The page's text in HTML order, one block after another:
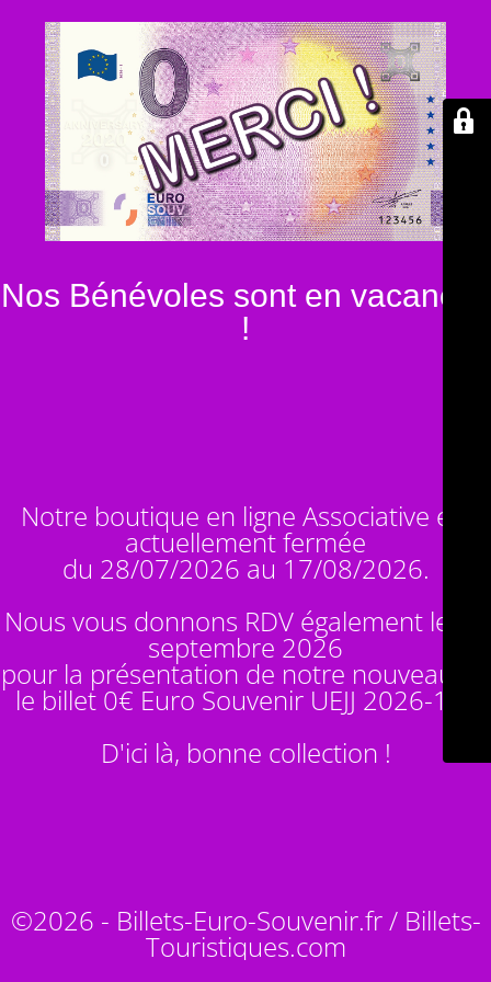
Nos Bénévoles sont en vacances
!
Notre boutique en ligne Associative est
actuellement fermée
du 28/07/2026 au 17/08/2026.
Nous vous donnons RDV également le 14
septembre 2026
pour la présentation de notre nouveauté :
le billet 0€ Euro Souvenir UEJJ 2026-10
D'ici là, bonne collection !
©2026 - Billets-Euro-Souvenir.fr / Billets-
Touristiques.com